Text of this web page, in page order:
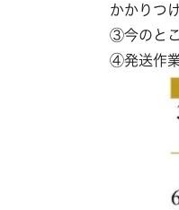
かかりつ
③今のとこ
④発送作業